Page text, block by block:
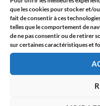
que les cookies pour stocker et/
fait de consentir à ces
telles que le comportement de
de ne pas consentir ou de retirer
sur certaines caractéristiques et
Imprimé avec